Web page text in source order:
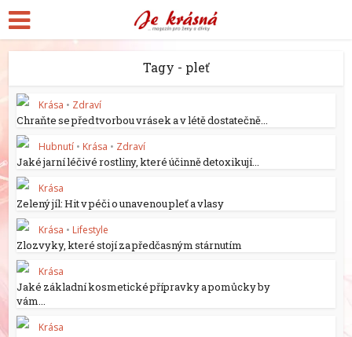
Tagy - pleť
Krása • Zdraví
Chraňte se před tvorbou vrásek a v létě dostatečně...
Hubnutí • Krása • Zdraví
Jaké jarní léčivé rostliny, které účinně detoxikují...
Krása
Zelený jíl: Hit v péči o unavenou pleť a vlasy
Krása • Lifestyle
Zlozvyky, které stojí za předčasným stárnutím
Krása
Jaké základní kosmetické přípravky a pomůcky by
vám...
Krása